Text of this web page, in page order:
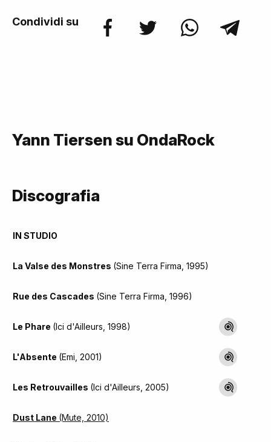
Condividi su
Yann Tiersen su OndaRock
Discografia
IN STUDIO
La Valse des Monstres (Sine Terra Firma, 1995)
Rue des Cascades (Sine Terra Firma, 1996)
Le Phare (Ici d'Ailleurs, 1998)
L'Absente (Emi, 2001)
Les Retrouvailles (Ici d'Ailleurs, 2005)
Dust Lane (Mute, 2010)